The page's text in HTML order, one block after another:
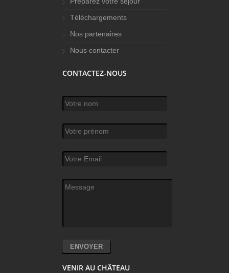
Téléchargements
Nos partenaires
Nous contacter
CONTACTEZ-NOUS
Votre nom
Votre prénom
Votre Email
Message
VENIR AU CHÂTEAU